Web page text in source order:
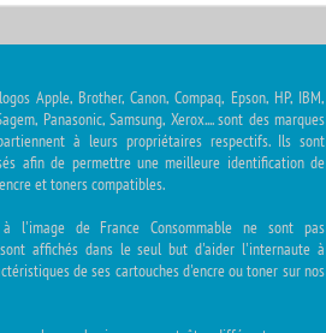
Apple, Brother, Canon, Compaq, Epson, HP, IBM,
Panasonic, Samsung, Xerox.... sont des marques
à leurs propriétaires respectifs. Ils sont
afin de permettre une meilleure identification de
et toners compatibles.
à l'image de France Consommable ne sont pas
affichés dans le seul but d'aider l'internaute à
de ses cartouches d'encre ou toner sur nos